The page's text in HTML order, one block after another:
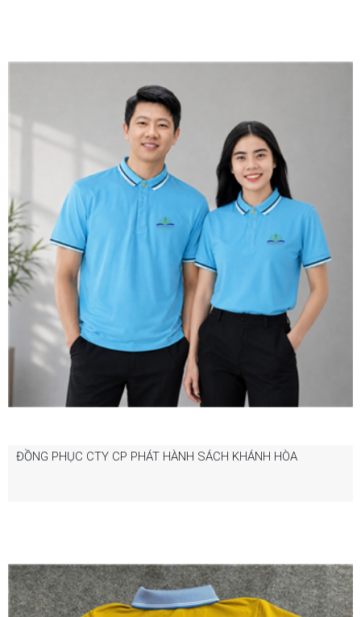
ĐỒNG PHỤC CTY CP PHÁT HÀNH SÁCH KHÁNH HÒA